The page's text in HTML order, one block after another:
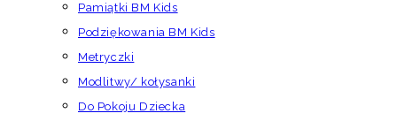
Pamiątki BM Kids
Podziękowania BM Kids
Metryczki
Modlitwy/ kołysanki
Do Pokoju Dziecka